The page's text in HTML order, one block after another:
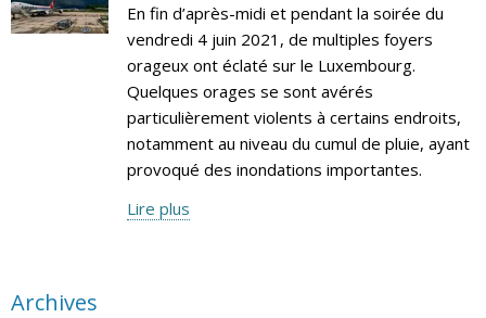
En fin d’après-midi et pendant la soirée du
vendredi 4 juin 2021, de multiples foyers
orageux ont éclaté sur le Luxembourg.
Quelques orages se sont avérés
particulièrement violents à certains endroits,
notamment au niveau du cumul de pluie, ayant
provoqué des inondations importantes.
Lire plus
Archives